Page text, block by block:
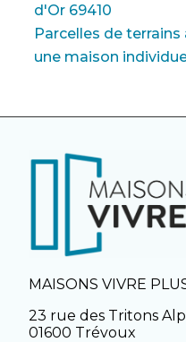
d'Or 69410
Parcelles de
une maison
MAISONS VIVRE
23 rue des Tritons
01600 Trévoux